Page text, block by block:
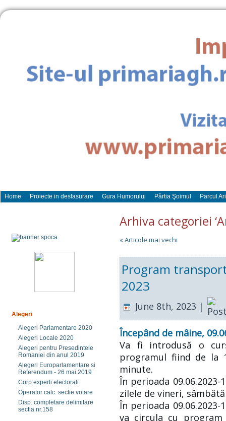
Home Proiecte in desfasurare Gura Humorului Pârtia Şoimul Parcul
Alegeri
Alegeri Parlamentare 2020
Alegeri Locale 2020
Alegeri pentru Presedintele
Romaniei din anul 2019
Alegeri Europarlamentare si
Referendum - 26 mai 2019
Corp experti electorali
Operator calc. sectie votare
Disp. completare delimitare
sectia nr.158
Arhiva categoriei
« Articole mai vechi
Program
2023
June 8th, 2023 |
Începând de mâine,
Va fi introdusă o
programul fiind de la
minute.
În perioada 09.06.2023-
zilele de vineri,
În perioada
va circula cu